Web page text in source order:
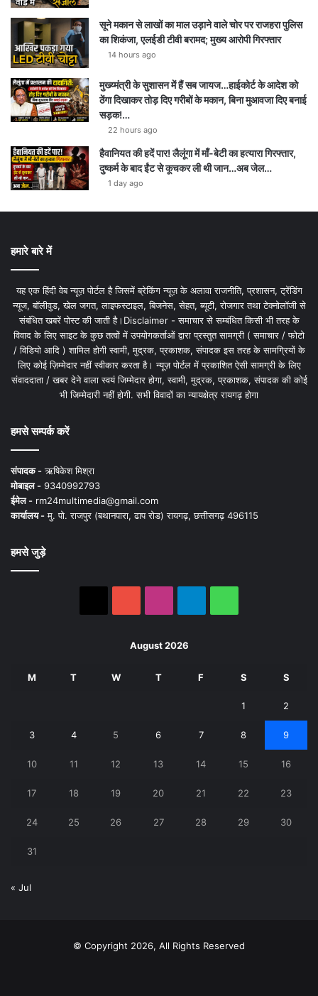
सूने मकान से लाखों का माल उड़ाने वाले चोर पर राजहरा पुलिस
का शिकंजा, एलईडी टीवी बरामद; मुख्य आरोपी गिरफ्तार
14 hours ago
मुख्य्मंत्री के सुशासन में हैं सब जायज…हाईकोर्ट के आदेश को
ठेंगा दिखाकर तोड़ दिए गरीबों के मकान, बिना मुआवजा दिए बनाई
सड़क!…
22 hours ago
हैवानियत की हदें पार! लैलूंगा में माँ-बेटी का हत्यारा गिरफ्तार,
दुष्कर्म के बाद ईंट से कूचकर ली थी जान…अब जेल…
1 day ago
हमारे बारे में
यह एक हिंदी वेब न्यूज़ पोर्टल है जिसमें ब्रेकिंग न्यूज़ के अलावा राजनीति, प्रशासन, ट्रेंडिंग
न्यूज, बॉलीवुड, खेल जगत, लाइफस्टाइल, बिजनेस, सेहत, ब्यूटी, रोजगार तथा टेक्नोलॉजी से
संबंधित खबरें पोस्ट की जाती है।Disclaimer - समाचार से सम्बंधित किसी भी तरह के
विवाद के लिए साइट के कुछ तत्वों में उपयोगकर्ताओं द्वारा प्रस्तुत सामग्री ( समाचार / फोटो
/ विडियो आदि ) शामिल होगी स्वामी, मुद्रक, प्रकाशक, संपादक इस तरह के सामग्रियों के
लिए कोई ज़िम्मेदार नहीं स्वीकार करता है। न्यूज़ पोर्टल में प्रकाशित ऐसी सामग्री के लिए
संवाददाता / खबर देने वाला स्वयं जिम्मेदार होगा, स्वामी, मुद्रक, प्रकाशक, संपादक की कोई
भी जिम्मेदारी नहीं होगी. सभी विवादों का न्यायक्षेत्र रायगढ़ होगा
हमसे सम्पर्क करें
संपादक -ऋषिकेश मिश्रा
मोबाइल - 9340992793
ईमेल - rm24multimedia@gmail.com
कार्यालय -मु. पो. राजपुर (बथानपारा, ढाप रोड) रायगढ़, छत्तीसगढ़ 496115
हमसे जुड़े
August 2026
M T W T F S S
1 2
3 4 5 6 7 8 9
10 11 12 13 14 15 16
17 18 19 20 21 22 23
24 25 26 27 28 29 30
31
« Jul
© Copyright 2026, All Rights Reserved